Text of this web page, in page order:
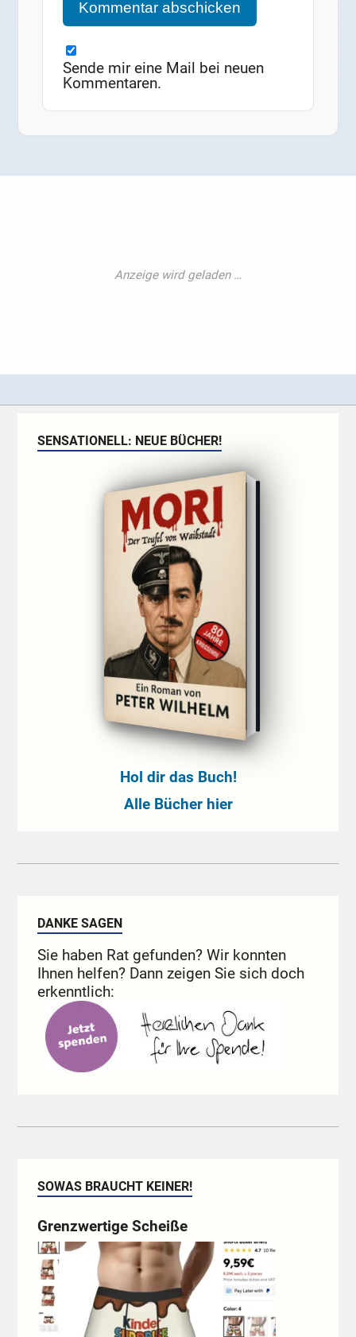
Sende mir eine Mail bei neuen
Kommentaren.
SENSATIONELL: NEUE BÜCHER!
Hol dir das Buch!
Alle Bücher hier
DANKE SAGEN
Sie haben Rat gefunden? Wir konnten
Ihnen helfen? Dann zeigen Sie sich doch
erkenntlich:
SOWAS BRAUCHT KEINER!
Grenzwertige Scheiße